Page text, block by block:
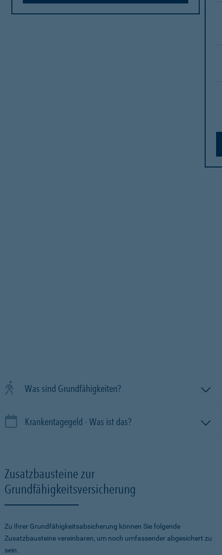
Was sind Grundfähigkeiten?
Krankentagegeld - Was ist das?
Zusatzbausteine zur
Grundfähigkeitsversicherung
Zu Ihrer Grundfähigkeitsabsicherung können Sie folgende
Zusatzbausteine vereinbaren, um noch umfassender abgesichert zu
sein.